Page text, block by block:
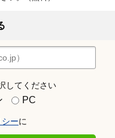
してください
PC
ーに